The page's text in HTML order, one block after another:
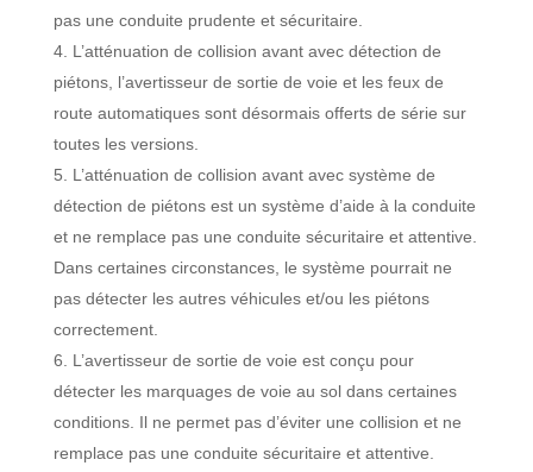
pas une conduite prudente et sécuritaire.
L’atténuation de collision avant avec détection de
piétons, l’avertisseur de sortie de voie et les feux de
route automatiques sont désormais offerts de série sur
toutes les versions.
L’atténuation de collision avant avec système de
détection de piétons est un système d’aide à la conduite
et ne remplace pas une conduite sécuritaire et attentive.
Dans certaines circonstances, le système pourrait ne
pas détecter les autres véhicules et/ou les piétons
correctement.
L’avertisseur de sortie de voie est conçu pour
détecter les marquages de voie au sol dans certaines
conditions. Il ne permet pas d’éviter une collision et ne
remplace pas une conduite sécuritaire et attentive.